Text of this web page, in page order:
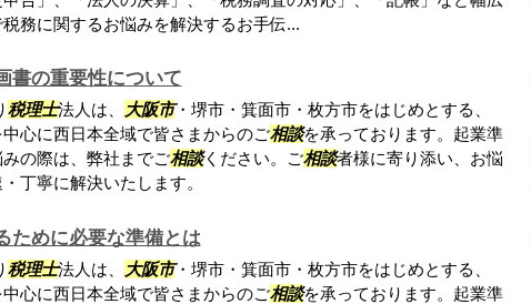
務に関するお悩みを解決するお手伝...
書の重要性について
税理士法人は、 大阪市・堺市・箕面市・枚方市をはじめとする、
心に西日本全域で皆さまからのご相談を承っております。起業準
の際は、弊社までご相談ください。ご相談者様に寄り添い、お悩
丁寧に解決いたします。
ために必要な準備とは
税理士法人は、 大阪市・堺市・箕面市・枚方市をはじめとする、
心に西日本全域で皆さまからのご相談を承っております。起業準